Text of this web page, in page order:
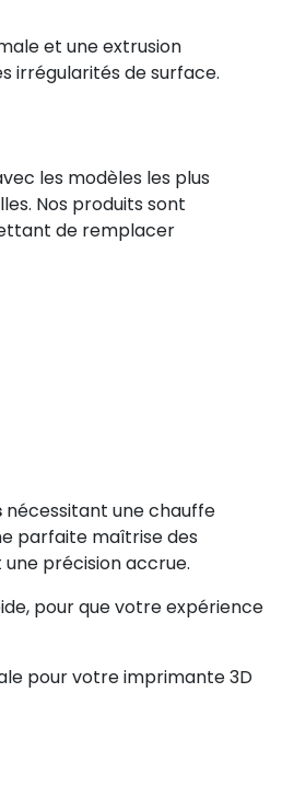
et une extrusion
irrégularités de surface.
les modèles les plus
Nos produits sont
de remplacer
nécessitant une chauffe
parfaite maîtrise des
précision accrue.
pour que votre expérience
pour votre imprimante 3D